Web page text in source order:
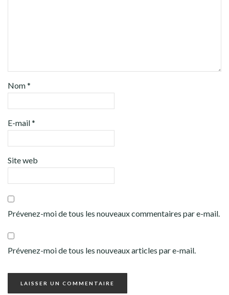
Nom*
E-mail*
Site web
Prévenez-moi de tous les nouveaux commentaires par e-mail.
Prévenez-moi de tous les nouveaux articles par e-mail.